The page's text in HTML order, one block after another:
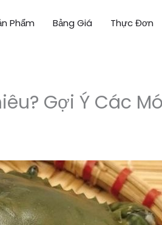
Phẩm Bảng Giá Thực Đơn
Gợi Ý Các